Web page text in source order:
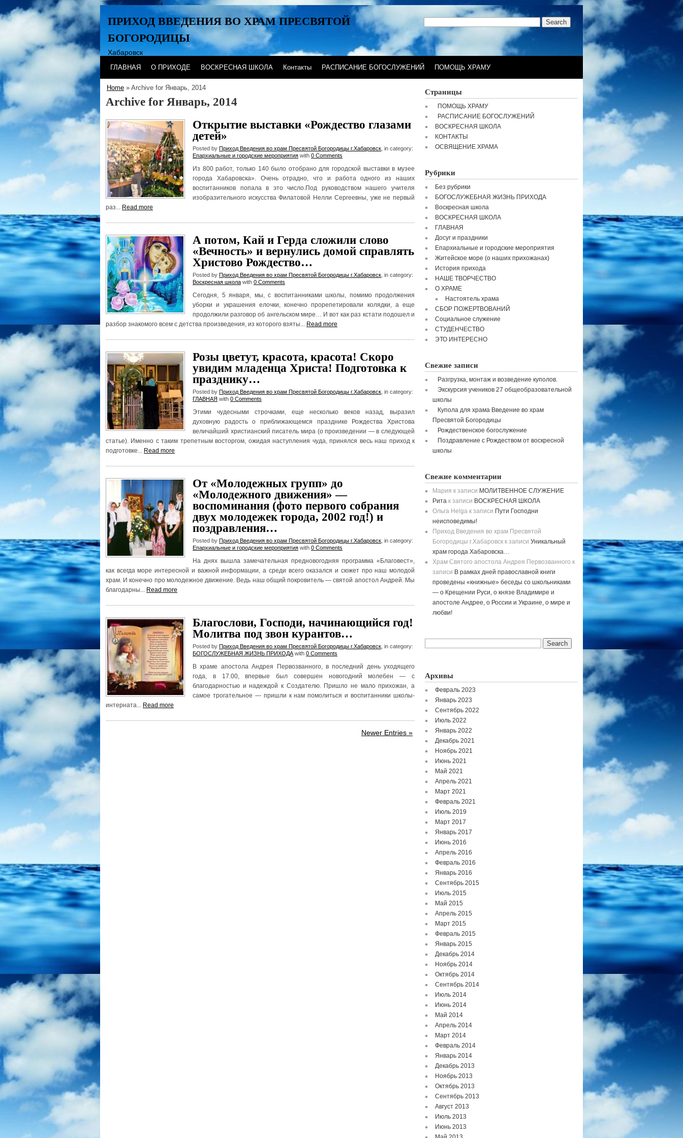
ПРИХОД ВВЕДЕНИЯ ВО ХРАМ ПРЕСВЯТОЙ
БОГОРОДИЦЫ
Хабаровск
ГЛАВНАЯ О ПРИХОДЕ ВОСКРЕСНАЯ ШКОЛА Контакты РАСПИСАНИЕ БОГОСЛУЖЕНИЙ ПОМОЩЬ ХРАМУ
Home » Archive for Январь, 2014
Archive for Январь, 2014
Открытие выставки «Рождество глазами
детей»
Posted by Приход Введения во храм Пресвятой Богородицы г.Хабаровск , in category:
Епархиальные и городские мероприятия with 0 Comments
Из 800 работ, только 140 было отобрано для городской выставки в музее
города Хабаровска». Очень отрадно, что и работа одного из наших
воспитанников попала в это число.Под руководством нашего учителя
изобразительного искусства Филатовой Нелли Сергеевны, уже не первый
раз... Read more
А потом, Кай и Герда сложили слово
«Вечность» и вернулись домой справлять
Христово Рождество…
Posted by Приход Введения во храм Пресвятой Богородицы г.Хабаровск , in category:
Воскресная школа with 0 Comments
Сегодня, 5 января, мы, с воспитанниками школы, помимо продолжения
уборки и украшения елочки, конечно прорепетировали колядки, а еще
продолжили разговор об ангельском мире… И вот как раз кстати подошел и
разбор знакомого всем с детства произведения, из которого взяты... Read more
Розы цветут, красота, красота! Скоро
увидим младенца Христа! Подготовка к
празднику…
Posted by Приход Введения во храм Пресвятой Богородицы г.Хабаровск , in category:
ГЛАВНАЯ with 0 Comments
Этими чудесными строчками, еще несколько веков назад, выразил
духовную радость о приближающемся празднике Рождества Христова
величайший христианский писатель мира (о произведении — в следующей
статье). Именно с таким трепетным восторгом, ожидая наступления чуда, принялся весь наш приход к
подготовке... Read more
От «Молодежных групп» до
«Молодежного движения» —
воспоминания (фото первого собрания
двух молодежек города, 2002 год!) и
поздравления…
Posted by Приход Введения во храм Пресвятой Богородицы г.Хабаровск , in category:
Епархиальные и городские мероприятия with 0 Comments
На днях вышла замечательная предновогодняя программа «Благовест»,
как всегда море интересной и важной информации, а среди всего оказался и сюжет про наш молодой
храм. И конечно про молодежное движение. Ведь наш общий покровитель — святой апостол Андрей. Мы
благодарны... Read more
Благослови, Господи, начинающийся год!
Молитва под звон курантов…
Posted by Приход Введения во храм Пресвятой Богородицы г.Хабаровск , in category:
БОГОСЛУЖЕБНАЯ ЖИЗНЬ ПРИХОДА with 0 Comments
В храме апостола Андрея Первозванного, в последний день уходящего
года, в 17.00, впервые был совершен новогодний молебен — с
благодарностью и надеждой к Создателю. Пришло не мало прихожан, а
самое трогательное — пришли к нам помолиться и воспитанники школы-
интерната... Read more
Newer Entries »
Страницы
ПОМОЩЬ ХРАМУ
РАСПИСАНИЕ БОГОСЛУЖЕНИЙ
ВОСКРЕСНАЯ ШКОЛА
КОНТАКТЫ
ОСВЯЩЕНИЕ ХРАМА
Рубрики
Без рубрики
БОГОСЛУЖЕБНАЯ ЖИЗНЬ ПРИХОДА
Воскресная школа
ВОСКРЕСНАЯ ШКОЛА
ГЛАВНАЯ
Досуг и праздники
Епархиальные и городские мероприятия
Житейское море (о наших прихожанах)
История прихода
НАШЕ ТВОРЧЕСТВО
О ХРАМЕ
Настоятель храма
СБОР ПОЖЕРТВОВАНИЙ
Социальное служение
СТУДЕНЧЕСТВО
ЭТО ИНТЕРЕСНО
Свежие записи
Разгрузка, монтаж и возведение куполов.
Экскурсия учеников 27 общеобразовательной
школы
Купола для храма Введение во храм
Пресвятой Богородицы
Рождественское богослужение
Поздравление с Рождеством от воскресной
школы
Свежие комментарии
Мария к записи МОЛИТВЕННОЕ СЛУЖЕНИЕ
Рита к записи ВОСКРЕСНАЯ ШКОЛА
Ольга Helga к записи Пути Господни
неисповедимы!
Приход Введения во храм Пресвятой
Богородицы г.Хабаровск к записи Уникальный
храм города Хабаровска…
Храм Святого апостола Андрея Первозванного к
записи В рамках дней православной книги
проведены «книжные» беседы со школьниками
— о Крещении Руси, о князе Владимире и
апостоле Андрее, о России и Украине, о мире и
любви!
Архивы
Февраль 2023
Январь 2023
Сентябрь 2022
Июль 2022
Январь 2022
Декабрь 2021
Ноябрь 2021
Июнь 2021
Май 2021
Апрель 2021
Март 2021
Февраль 2021
Июль 2019
Март 2017
Январь 2017
Июнь 2016
Апрель 2016
Февраль 2016
Январь 2016
Сентябрь 2015
Июль 2015
Май 2015
Апрель 2015
Март 2015
Февраль 2015
Январь 2015
Декабрь 2014
Ноябрь 2014
Октябрь 2014
Сентябрь 2014
Июль 2014
Июнь 2014
Май 2014
Апрель 2014
Март 2014
Февраль 2014
Январь 2014
Декабрь 2013
Ноябрь 2013
Октябрь 2013
Сентябрь 2013
Август 2013
Июль 2013
Июнь 2013